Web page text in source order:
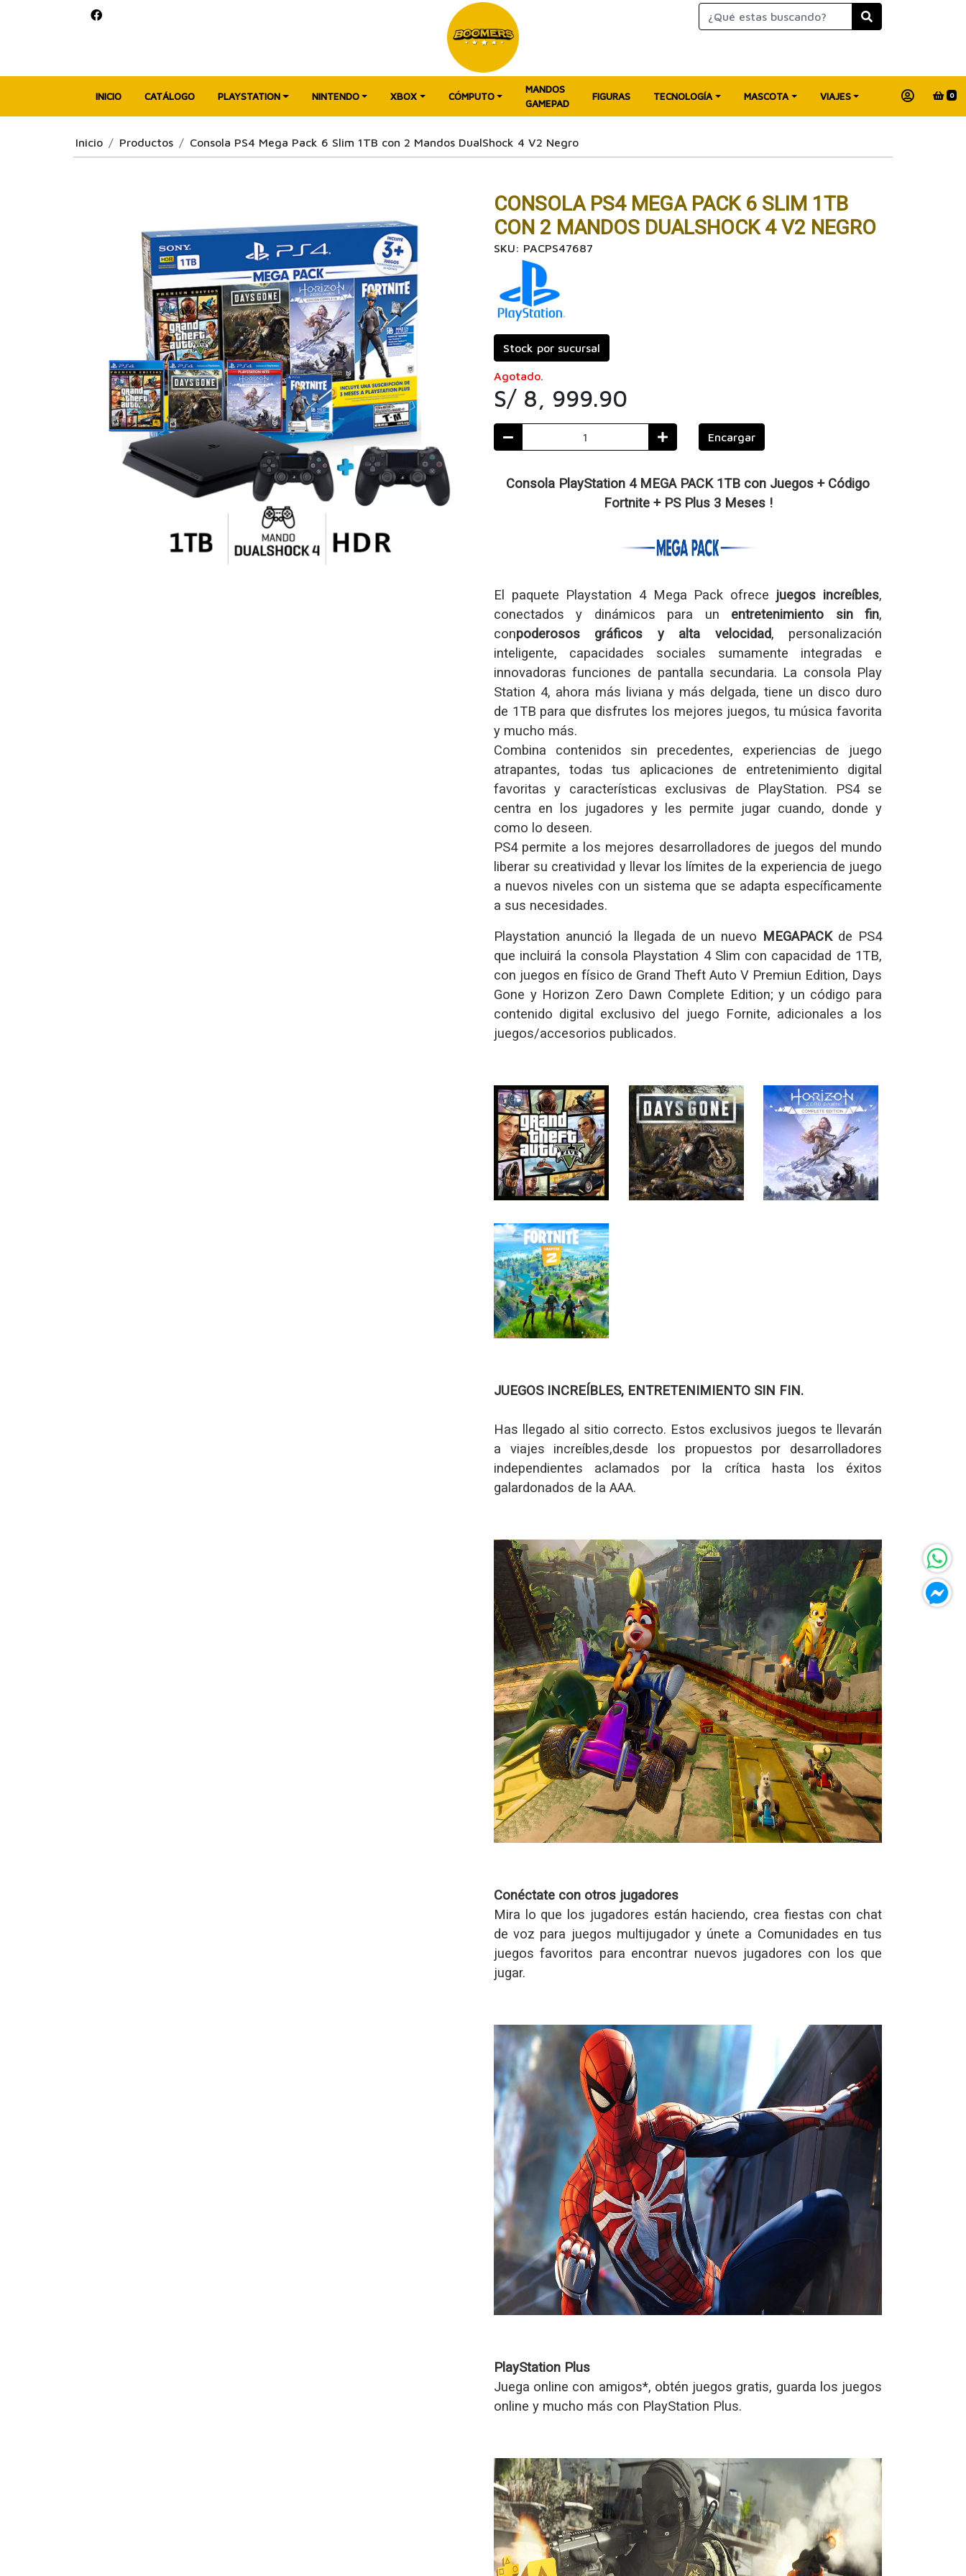
INICIO CATÁLOGO PLAYSTATION NINTENDO XBOX CÓMPUTO
MANDOS
GAMEPAD
FIGURAS TECNOLOGÍA MASCOTA VIAJES 0
Inicio Productos Consola PS4 Mega Pack 6 Slim 1TB con 2 Mandos DualShock 4 V2 Negro
CONSOLA PS4 MEGA PACK 6 SLIM 1TB
CON 2 MANDOS DUALSHOCK 4 V2 NEGRO
SKU: PACPS47687
Stock por sucursal
Agotado.
S/ 8, 999.90
Encargar
Consola PlayStation 4 MEGA PACK 1TB con Juegos + Código
Fortnite + PS Plus 3 Meses !
El paquete Playstation 4 Mega Pack ofrece juegos increíbles,
conectados y dinámicos para un entretenimiento sin fin,
conpoderosos gráficos y alta velocidad, personalización
inteligente, capacidades sociales sumamente integradas e
innovadoras funciones de pantalla secundaria. La consola Play
Station 4, ahora más liviana y más delgada, tiene un disco duro
de 1TB para que disfrutes los mejores juegos, tu música favorita
y mucho más.
Combina contenidos sin precedentes, experiencias de juego
atrapantes, todas tus aplicaciones de entretenimiento digital
favoritas y características exclusivas de PlayStation. PS4 se
centra en los jugadores y les permite jugar cuando, donde y
como lo deseen.
PS4 permite a los mejores desarrolladores de juegos del mundo
liberar su creatividad y llevar los límites de la experiencia de juego
a nuevos niveles con un sistema que se adapta específicamente
a sus necesidades.
Playstation anunció la llegada de un nuevo MEGAPACKde PS4
que incluirá la consola Playstation 4 Slim con capacidad de 1TB,
con juegos en físico de Grand Theft Auto V Premiun Edition, Days
Gone y Horizon Zero Dawn Complete Edition; y un código para
contenido digital exclusivo del juego Fornite, adicionales a los
juegos/accesorios publicados.
JUEGOS INCREÍBLES, ENTRETENIMIENTO SIN FIN.
Has llegado al sitio correcto. Estos exclusivos juegos te llevarán
a viajes increíbles,desde los propuestos por desarrolladores
independientes aclamados por la crítica hasta los éxitos
galardonados de la AAA.
Conéctate con otros jugadores
Mira lo que los jugadores están haciendo, crea fiestas con chat
de voz para juegos multijugador y únete a Comunidades en tus
juegos favoritos para encontrar nuevos jugadores con los que
jugar.
PlayStation Plus
Juega online con amigos*, obtén juegos gratis, guarda los juegos
online y mucho más con PlayStation Plus.